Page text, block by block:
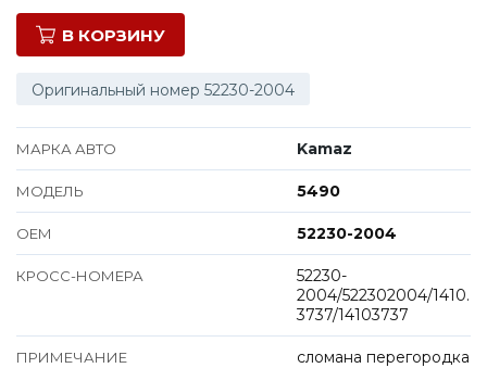
В КОРЗИНУ
Оригинальный номер 52230-2004
МАРКА АВТО Kamaz
МОДЕЛЬ 5490
ОЕМ 52230-2004
КРОСС-НОМЕРА
52230-
2004/522302004/1410.
3737/14103737
ПРИМЕЧАНИЕ сломана перегородка